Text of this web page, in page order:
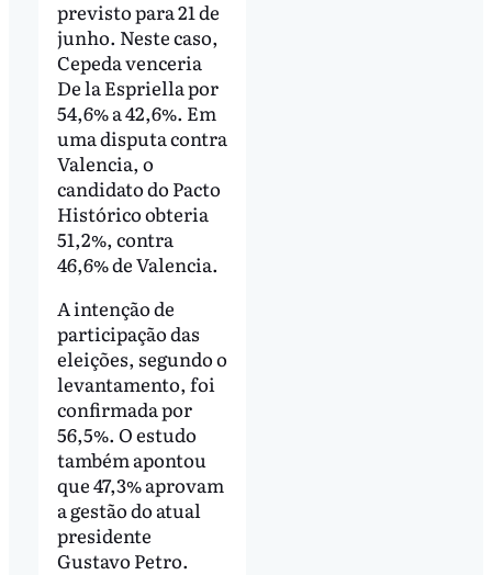
previsto para 21 de
junho. Neste caso,
Cepeda venceria
De la Espriella por
54,6% a 42,6%. Em
uma disputa contra
Valencia, o
candidato do Pacto
Histórico obteria
51,2%, contra
46,6% de Valencia.
A intenção de
participação das
eleições, segundo o
levantamento, foi
confirmada por
56,5%. O estudo
também apontou
que 47,3% aprovam
a gestão do atual
presidente
Gustavo Petro.